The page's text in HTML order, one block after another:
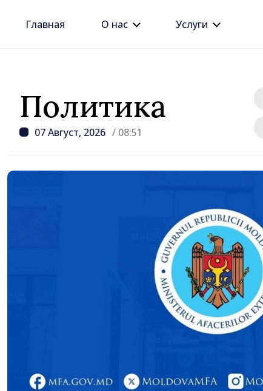
Главная О нас Услуги
Политика
07 Август, 2026 / 08:51
/ 16 часов назад
Премьер Василе
этого правительства
рост цен на